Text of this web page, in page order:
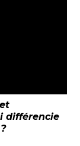
différencie